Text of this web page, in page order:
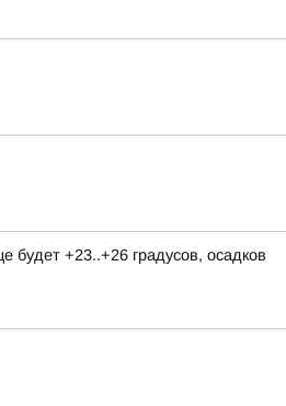
+23..+26 градусов, осадков